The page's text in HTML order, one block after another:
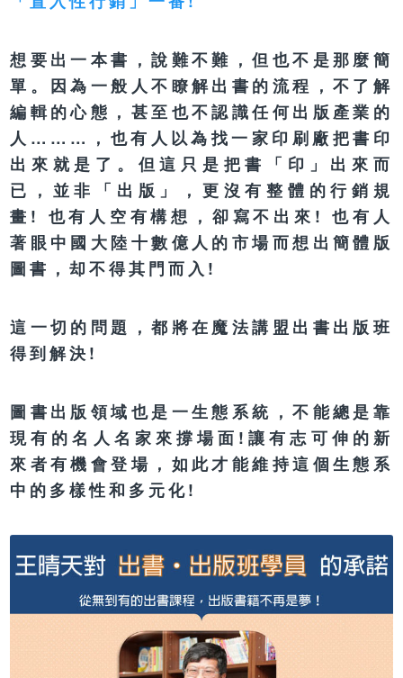
想要出一本書，說難不難，但也不是那麼簡
單。因為一般人不瞭解出書的流程，不了解
編輯的心態，甚至也不認識任何出版產業的
人………，也有人以為找一家印刷廠把書印
出來就是了。但這只是把書「印」出來而
已，並非「出版」，更沒有整體的行銷規
畫! 也有人空有構想，卻寫不出來! 也有人
著眼中國大陸十數億人的市場而想出簡體版
圖書，却不得其門而入!
這一切的問題，都將在魔法講盟出書出版班
得到解決!
圖書出版領域也是一生態系統，不能總是靠
現有的名人名家來撐場面!讓有志可伸的新
來者有機會登場，如此才能維持這個生態系
中的多樣性和多元化!